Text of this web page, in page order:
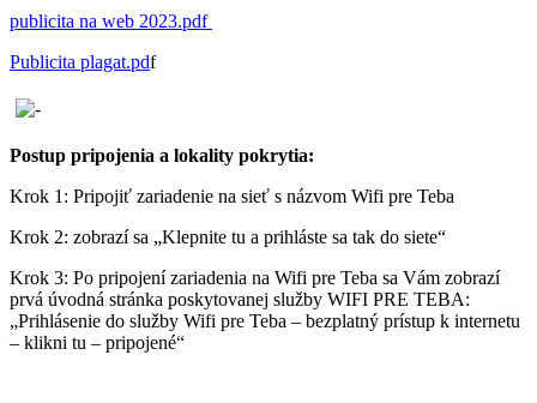
publicita na web 2023.pdf
Publicita plagat.pdf
Postup pripojenia a lokality pokrytia:
Krok 1: Pripojiť zariadenie na sieť s názvom Wifi pre Teba
Krok 2: zobrazí sa „Klepnite tu a prihláste sa tak do siete“
Krok 3: Po pripojení zariadenia na Wifi pre Teba sa Vám zobrazí
prvá úvodná stránka poskytovanej služby WIFI PRE TEBA:
„Prihlásenie do služby Wifi pre Teba – bezplatný prístup k internetu
– klikni tu – pripojené“